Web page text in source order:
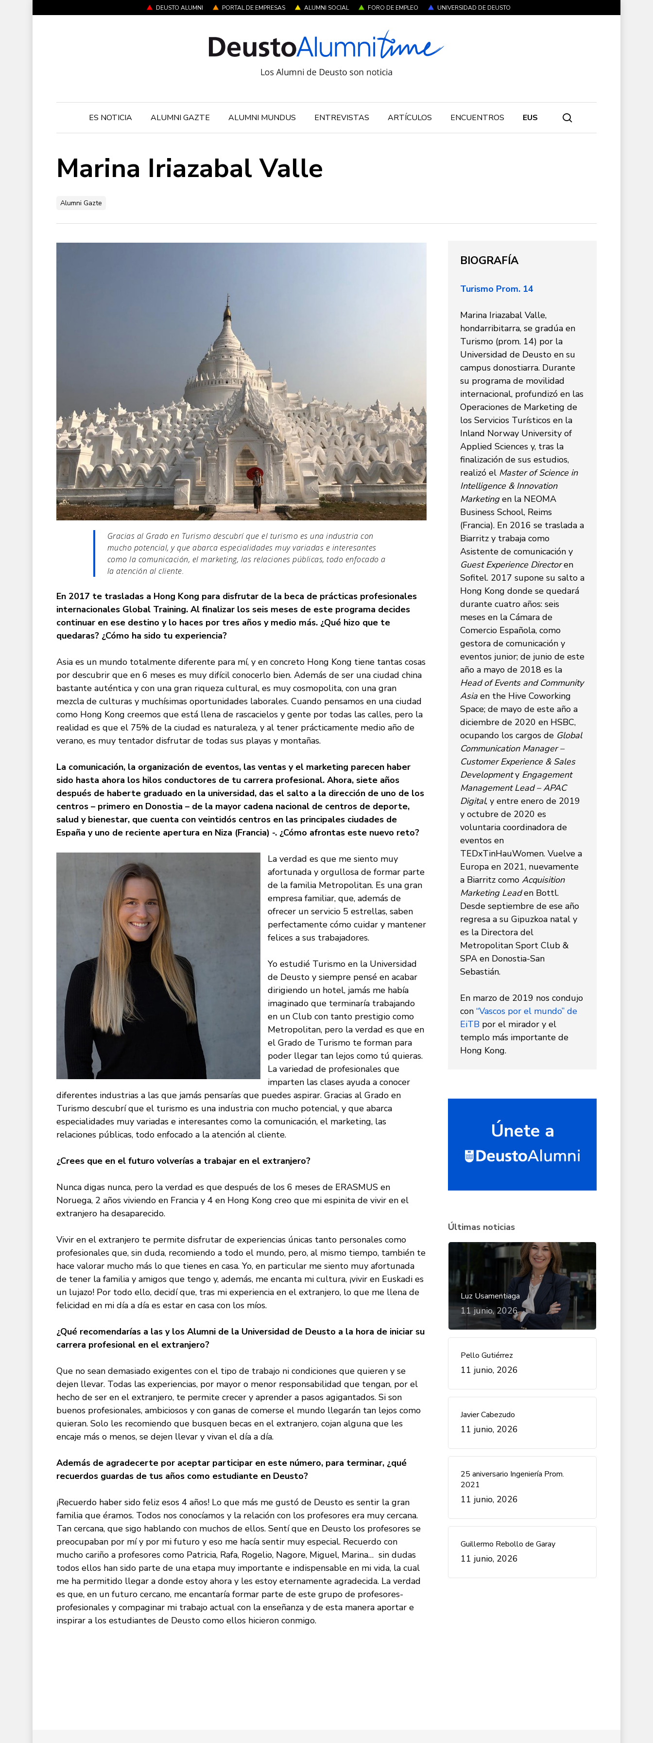
DEUSTO ALUMNI PORTAL DE EMPRESAS ALUMNI SOCIAL FORO DE EMPLEO UNIVERSIDAD DE DEUSTO
ES NOTICIA ALUMNI GAZTE ALUMNI MUNDUS ENTREVISTAS ARTÍCULOS ENCUENTROS EUS
Marina Iriazabal Valle
Alumni Gazte
Gracias al Grado en Turismo descubrí que el turismo es una industria con
mucho potencial, y que abarca especialidades muy variadas e interesantes
como la comunicación, el marketing, las relaciones públicas, todo enfocado a
la atención al cliente.
En 2017 te trasladas a Hong Kong para disfrutar de la beca de prácticas profesionales
internacionales Global Training. Al finalizar los seis meses de este programa decides
continuar en ese destino y lo haces por tres años y medio más. ¿Qué hizo que te
quedaras? ¿Cómo ha sido tu experiencia?
Asia es un mundo totalmente diferente para mí, y en concreto Hong Kong tiene tantas cosas
por descubrir que en 6 meses es muy difícil conocerlo bien. Además de ser una ciudad china
bastante auténtica y con una gran riqueza cultural, es muy cosmopolita, con una gran
mezcla de culturas y muchísimas oportunidades laborales. Cuando pensamos en una ciudad
como Hong Kong creemos que está llena de rascacielos y gente por todas las calles, pero la
realidad es que el 75% de la ciudad es naturaleza, y al tener prácticamente medio año de
verano, es muy tentador disfrutar de todas sus playas y montañas.
La comunicación, la organización de eventos, las ventas y el marketing parecen haber
sido hasta ahora los hilos conductores de tu carrera profesional. Ahora, siete años
después de haberte graduado en la universidad, das el salto a la dirección de uno de los
centros – primero en Donostia – de la mayor cadena nacional de centros de deporte,
salud y bienestar, que cuenta con veintidós centros en las principales ciudades de
España y uno de reciente apertura en Niza (Francia) -. ¿Cómo afrontas este nuevo reto?
La verdad es que me siento muy
afortunada y orgullosa de formar parte
de la familia Metropolitan. Es una gran
empresa familiar, que, además de
ofrecer un servicio 5 estrellas, saben
perfectamente cómo cuidar y mantener
felices a sus trabajadores.
Yo estudié Turismo en la Universidad
de Deusto y siempre pensé en acabar
dirigiendo un hotel, jamás me había
imaginado que terminaría trabajando
en un Club con tanto prestigio como
Metropolitan, pero la verdad es que en
el Grado de Turismo te forman para
poder llegar tan lejos como tú quieras.
La variedad de profesionales que
imparten las clases ayuda a conocer
diferentes industrias a las que jamás pensarías que puedes aspirar. Gracias al Grado en
Turismo descubrí que el turismo es una industria con mucho potencial, y que abarca
especialidades muy variadas e interesantes como la comunicación, el marketing, las
relaciones públicas, todo enfocado a la atención al cliente.
¿Crees que en el futuro volverías a trabajar en el extranjero?
Nunca digas nunca, pero la verdad es que después de los 6 meses de ERASMUS en
Noruega, 2 años viviendo en Francia y 4 en Hong Kong creo que mi espinita de vivir en el
extranjero ha desaparecido.
Vivir en el extranjero te permite disfrutar de experiencias únicas tanto personales como
profesionales que, sin duda, recomiendo a todo el mundo, pero, al mismo tiempo, también te
hace valorar mucho más lo que tienes en casa. Yo, en particular me siento muy afortunada
de tener la familia y amigos que tengo y, además, me encanta mi cultura, ¡vivir en Euskadi es
un lujazo! Por todo ello, decidí que, tras mi experiencia en el extranjero, lo que me llena de
felicidad en mi día a día es estar en casa con los míos.
¿Qué recomendarías a las y los Alumni de la Universidad de Deusto a la hora de iniciar su
carrera profesional en el extranjero?
Que no sean demasiado exigentes con el tipo de trabajo ni condiciones que quieren y se
dejen llevar. Todas las experiencias, por mayor o menor responsabilidad que tengan, por el
hecho de ser en el extranjero, te permite crecer y aprender a pasos agigantados. Si son
buenos profesionales, ambiciosos y con ganas de comerse el mundo llegarán tan lejos como
quieran. Solo les recomiendo que busquen becas en el extranjero, cojan alguna que les
encaje más o menos, se dejen llevar y vivan el día a día.
Además de agradecerte por aceptar participar en este número, para terminar, ¿qué
recuerdos guardas de tus años como estudiante en Deusto?
¡Recuerdo haber sido feliz esos 4 años! Lo que más me gustó de Deusto es sentir la gran
familia que éramos. Todos nos conocíamos y la relación con los profesores era muy cercana.
Tan cercana, que sigo hablando con muchos de ellos. Sentí que en Deusto los profesores se
preocupaban por mí y por mi futuro y eso me hacía sentir muy especial. Recuerdo con
mucho cariño a profesores como Patricia, Rafa, Rogelio, Nagore, Miguel, Marina… sin dudas
todos ellos han sido parte de una etapa muy importante e indispensable en mi vida, la cual
me ha permitido llegar a donde estoy ahora y les estoy eternamente agradecida. La verdad
es que, en un futuro cercano, me encantaría formar parte de este grupo de profesores-
profesionales y compaginar mi trabajo actual con la enseñanza y de esta manera aportar e
inspirar a los estudiantes de Deusto como ellos hicieron conmigo.
BIOGRAFÍA
Turismo Prom. 14
Marina Iriazabal Valle,
hondarribitarra, se gradúa en
Turismo (prom. 14) por la
Universidad de Deusto en su
campus donostiarra. Durante
su programa de movilidad
internacional, profundizó en las
Operaciones de Marketing de
los Servicios Turísticos en la
Inland Norway University of
Applied Sciences y, tras la
finalización de sus estudios,
realizó el Master of Science in
Intelligence & Innovation
Marketingen la NEOMA
Business School, Reims
(Francia). En 2016 se traslada a
Biarritz y trabaja como
Asistente de comunicación y
Guest Experience Directoren
Sofitel. 2017 supone su salto a
Hong Kong donde se quedará
durante cuatro años: seis
meses en la Cámara de
Comercio Española, como
gestora de comunicación y
eventos junior; de junio de este
año a mayo de 2018 es la
Head of Events and Community
Asia en the Hive Coworking
Space; de mayo de este año a
diciembre de 2020 en HSBC,
ocupando los cargos de Global
Communication Manager –
Customer Experience & Sales
Developmenty Engagement
Management Lead – APAC
Digital, y entre enero de 2019
y octubre de 2020 es
voluntaria coordinadora de
eventos en
TEDxTinHauWomen. Vuelve a
Europa en 2021, nuevamente
a Biarritz como Acquisition
Marketing Leaden Bottl.
Desde septiembre de ese año
regresa a su Gipuzkoa natal y
es la Directora del
Metropolitan Sport Club &
SPA en Donostia-San
Sebastián.
En marzo de 2019 nos condujo
con “Vascos por el mundo” de
EiTBpor el mirador y el
templo más importante de
Hong Kong.
Únete a
Últimas noticias
Luz Usamentiaga
11 junio, 2026
Pello Gutiérrez
11 junio, 2026
Javier Cabezudo
11 junio, 2026
25 aniversario Ingeniería Prom.
2021
11 junio, 2026
Guillermo Rebollo de Garay
11 junio, 2026